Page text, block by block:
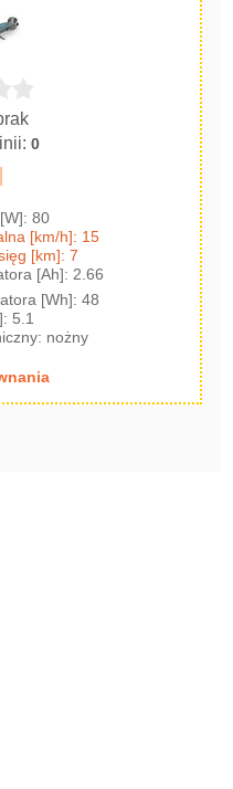
0
80
[km/h]: 15
[km]: 7
[Ah]: 2.66
[Wh]: 48
5.1
nożny